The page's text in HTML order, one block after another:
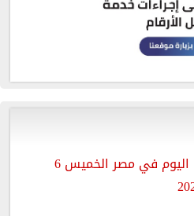
سعر الذهب اليوم في مصر الخميس 6